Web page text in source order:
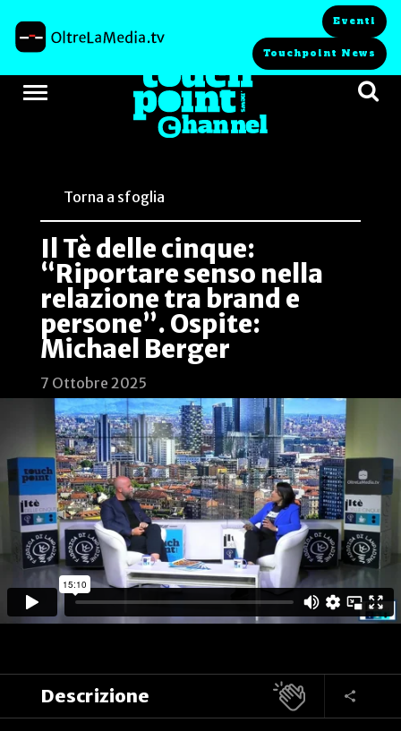
Eventi
Touchpoint News
Torna a sfoglia
Il Tè delle cinque:
“Riportare senso nella
relazione tra brand e
persone”. Ospite:
Michael Berger
7 Ottobre 2025
Descrizione